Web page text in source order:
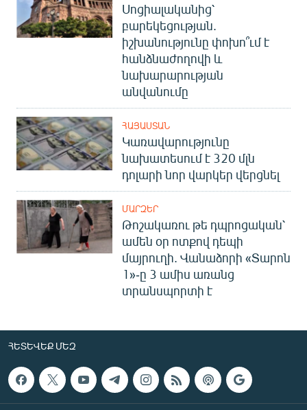
Սոցիալականից՝
բարեկեցության.
իշխանությունը փոխո՞ւմ է
հանձնաժողովի և
նախարարության
անվանումը
ՀԱՅԱՍՏԱՆ
Կառավարությունը
նախատեսում է 320 մլն
դոլարի նոր վարկեր վերցնել
ՄԱՐԶԵՐ
Թոշակառու թե դպրոցական՝
ամեն օր ոտքով դեպի
մայրուղի. Վանաձորի «Տարոն
1»-ը 3 ամիս առանց
տրանսպորտի է
ՀԵՏԵՎԵՔ ՄԵԶ